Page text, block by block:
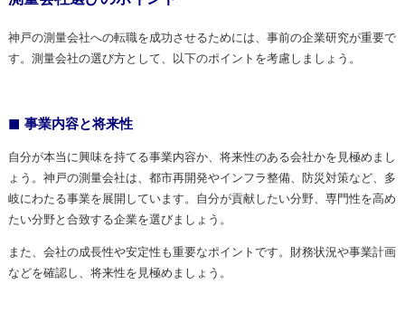
神戸の測量会社への転職を成功させるためには、事前の企業研究が重要で
す。測量会社の選び方として、以下のポイントを考慮しましょう。
事業内容と将来性
自分が本当に興味を持てる事業内容か、将来性のある会社かを見極めまし
ょう。神戸の測量会社は、都市再開発やインフラ整備、防災対策など、多
岐にわたる事業を展開しています。自分が貢献したい分野、専門性を高め
たい分野と合致する企業を選びましょう。
また、会社の成長性や安定性も重要なポイントです。財務状況や事業計画
などを確認し、将来性を見極めましょう。